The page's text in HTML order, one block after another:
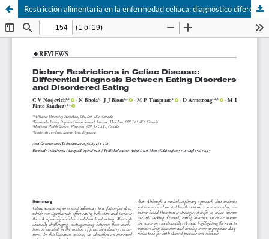
Restricción alimentaria en la enfermedad celíaca: diagnóstico diferencial entre trastornos de la conducta alimentaria y alimentación desordenada